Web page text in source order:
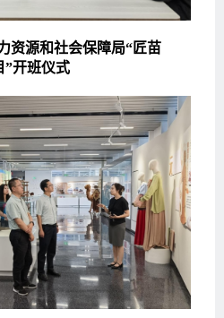
资源和社会保障局“匠苗
”开班仪式